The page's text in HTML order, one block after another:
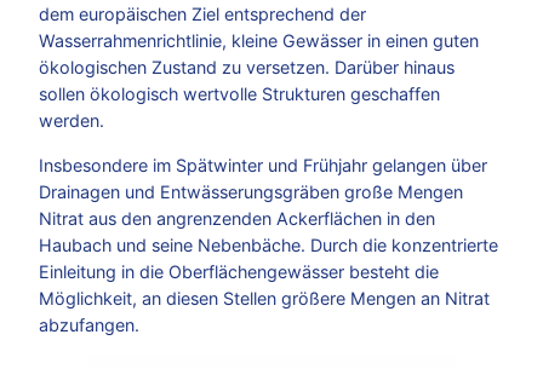
dem europäischen Ziel entsprechend der
Wasserrahmenrichtlinie, kleine Gewässer in einen guten
ökologischen Zustand zu versetzen. Darüber hinaus
sollen ökologisch wertvolle Strukturen geschaffen
werden.
Insbesondere im Spätwinter und Frühjahr gelangen über
Drainagen und Entwässerungsgräben große Mengen
Nitrat aus den angrenzenden Ackerflächen in den
Haubach und seine Nebenbäche. Durch die konzentrierte
Einleitung in die Oberflächengewässer besteht die
Möglichkeit, an diesen Stellen größere Mengen an Nitrat
abzufangen.